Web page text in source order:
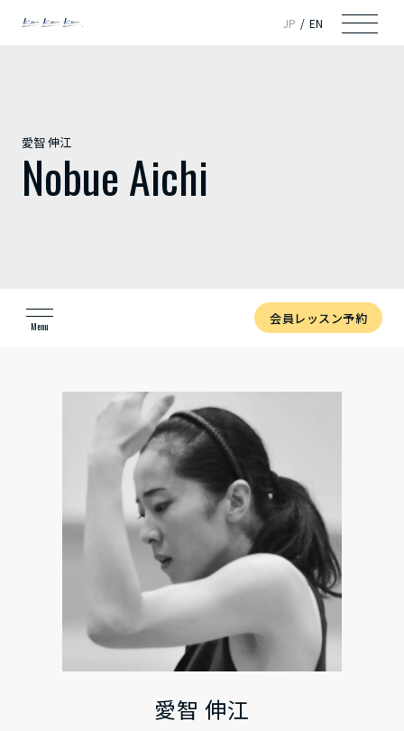
JP EN
愛智 伸江
Nobue Aichi
Menu 会員レッスン予約
愛智 伸江